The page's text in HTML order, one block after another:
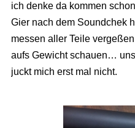
ich denke da kommen
Gier nach dem Soundchek
messen aller Teile
aufs Gewicht schauen…
juckt mich erst mal nicht.